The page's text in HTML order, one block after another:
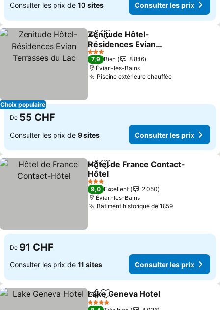
Consulter les prix de 10 sites Consulter les prix
Choix populaire
PartagerAjouter à mes favoris
Zenitude Hôtel-
Résidences Evian
Terrasses du Lac
3 Étoiles
7,9 Bien
8 846
Évian-les-Bains
Piscine extérieure chauffée
De 55 CHF
Consulter les prix de 9 sites Consulter les prix
PartagerAjouter à mes favoris
Hôtel de France Contact-
Hôtel
3 Étoiles
9,0 Excellent
2 050
Évian-les-Bains
Bâtiment historique de 1859
De 91 CHF
Consulter les prix de 11 sites Consulter les prix
PartagerAjouter à mes favoris
Lake Geneva Hotel
4 Étoiles